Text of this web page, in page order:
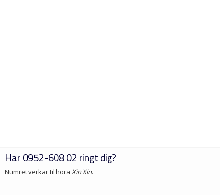
Har0952-608 02 ringt dig?
Numret verkar tillhöra Xin Xin.